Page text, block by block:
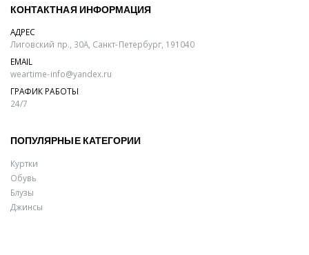
КОНТАКТНАЯ ИНФОРМАЦИЯ
АДРЕС
Лиговский пр., 30А, Санкт-Петербург, 191040
EMAIL
weartime-info@yandex.ru
ГРАФИК РАБОТЫ
24/7
ПОПУЛЯРНЫЕ КАТЕГОРИИ
Куртки
Обувь
Блузы
Джинсы